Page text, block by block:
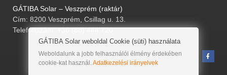
GÁTIBA Solar – Veszprém (raktár)
Cím: 8200 Veszprém, Csillag u. 13.
Telefonszám: +36 (88) 444 720
GÁTIBA Solar weboldal Cookie (süti) használata
Weboldalunk a jobb felhasználói élmény érdekében
cookie-kat használ.Adatkezelési irányelvek